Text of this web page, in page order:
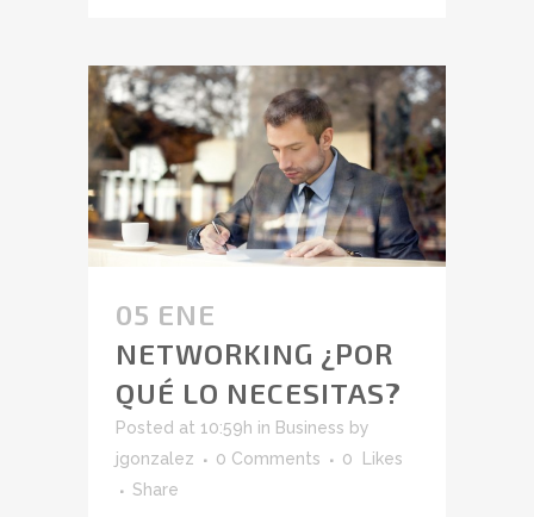
05 ENE
NETWORKING ¿POR
QUÉ LO NECESITAS?
Posted at 10:59h in Business by
jgonzalez
0 Comments 0
Likes
Share